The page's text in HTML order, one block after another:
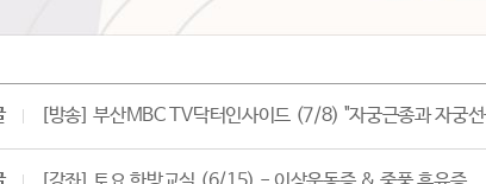
[방송] 부산MBC TV닥터인사이드 (7/8) "자궁근종과 자궁